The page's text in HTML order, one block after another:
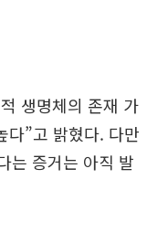
생명체의 존재 가
다”고 밝혔다. 다만
는 증거는 아직 발